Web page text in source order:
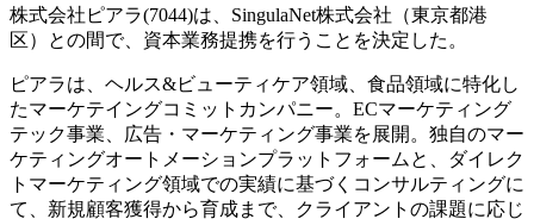
株式会社ピアラ(7044)は、SingulaNet株式会社（東京都港
区）との間で、資本業務提携を行うことを決定した。
ピアラは、ヘルス&ビューティケア領域、食品領域に特化し
たマーケテイングコミットカンパニー。ECマーケティング
テック事業、広告・マーケティング事業を展開。独自のマー
ケティングオートメーションプラットフォームと、ダイレク
トマーケティング領域での実績に基づくコンサルティングに
て、新規顧客獲得から育成まで、クライアントの課題に応じ